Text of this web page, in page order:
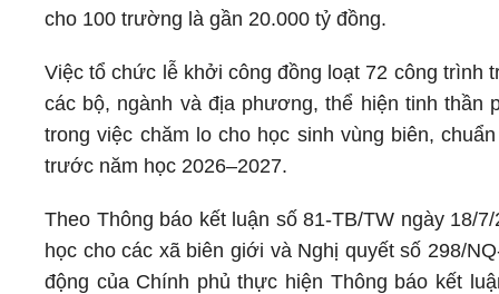
cho 100 trường là gần 20.000 tỷ đồng.
Việc tổ chức lễ khởi công đồng loạt 72 công trình
các bộ, ngành và địa phương, thể hiện tinh thần
trong việc chăm lo cho học sinh vùng biên,
trước năm học 2026–2027.
Theo Thông báo kết luận số 81-TB/TW ngày
học cho các xã biên giới và Nghị quyết số 298/
động của Chính phủ thực hiện Thông báo kết